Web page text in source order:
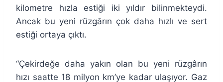
kilometre hızla estiği iki yıldır bilinmekteydi.
Ancak bu yeni rüzgârın çok daha hızlı ve sert
estiği ortaya çıktı.
“Çekirdeğe daha yakın olan bu yeni rüzgârın
hızı saatte 18 milyon km’ye kadar ulaşıyor. Gaz